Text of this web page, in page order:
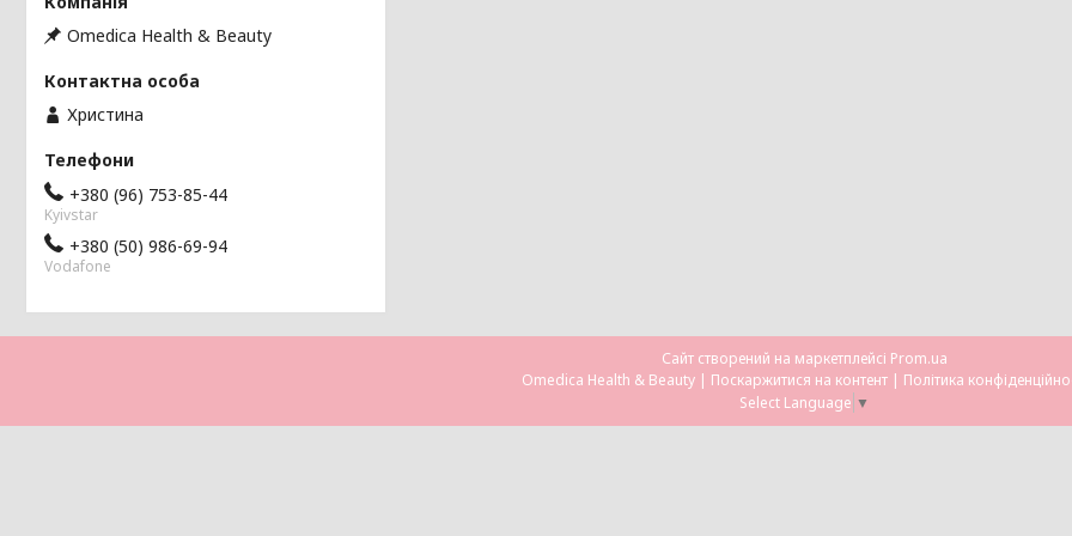
Omedica Health & Beauty
Христина
+380 (96) 753-85-44
Kyivstar
+380 (50) 986-69-94
Vodafone
Сайт створений на маркетплейсі Prom.ua
Omedica Health & Beauty | Поскаржитися на контент | Політика
Select Language ▼